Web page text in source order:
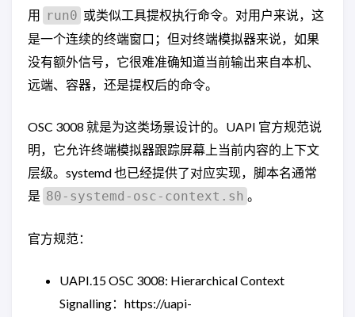
用 run0 或类似工具提权执行命令。对用户来说，这
是一个连续的终端窗口；但对终端模拟器来说，如果
没有额外信号，它很难准确知道当前输出来自本机、
远端、容器，还是提权后的命令。
OSC 3008 就是为这类场景设计的。UAPI 官方规范说
明，它允许终端模拟器跟踪屏幕上当前内容的上下文
层级。systemd 也已经提供了对应实现，脚本名通常
是 80-systemd-osc-context.sh 。
官方规范：
UAPI.15 OSC 3008: Hierarchical Context
Signalling：https://uapi-